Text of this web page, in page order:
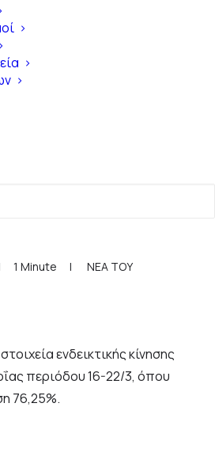
ά δ
ΣΕΕΝ
1 Minute |
ΝΕΑ ΤΟΥ
ενδεικτικής κίνησης
περιόδου 16-22/3, όπου
76,25%.